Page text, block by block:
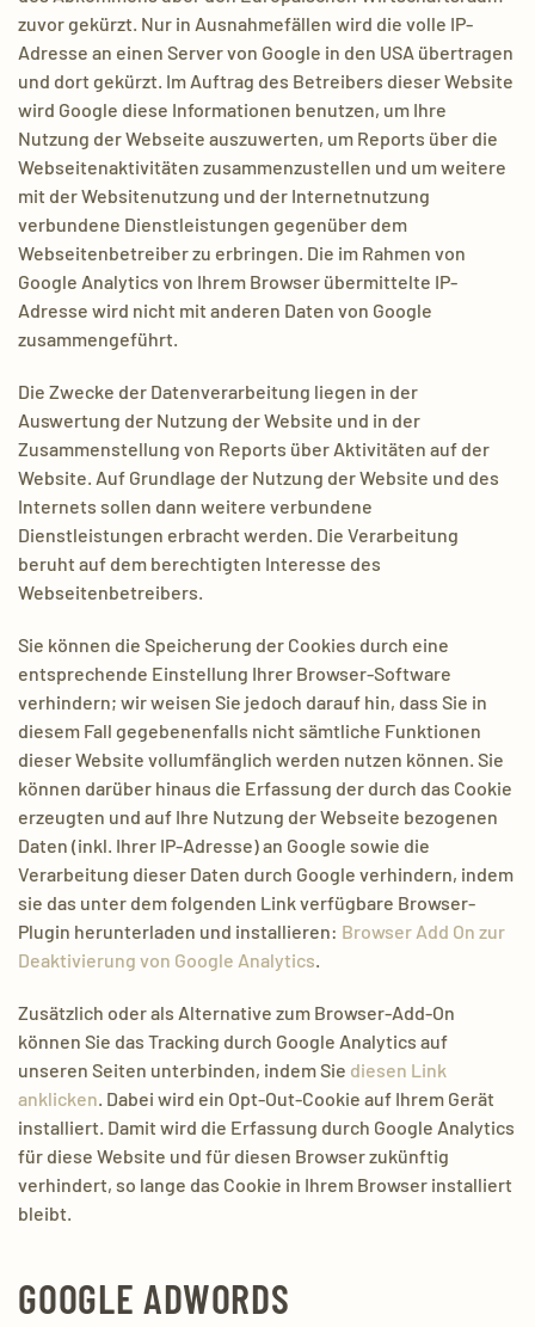
zuvor gekürzt. Nur in Ausnahmefällen wird die volle IP-
Adresse an einen Server von Google in den USA übertragen
und dort gekürzt. Im Auftrag des Betreibers dieser Website
wird Google diese Informationen benutzen, um Ihre
Nutzung der Webseite auszuwerten, um Reports über die
Webseitenaktivitäten zusammenzustellen und um weitere
mit der Websitenutzung und der Internetnutzung
verbundene Dienstleistungen gegenüber dem
Webseitenbetreiber zu erbringen. Die im Rahmen von
Google Analytics von Ihrem Browser übermittelte IP-
Adresse wird nicht mit anderen Daten von Google
zusammengeführt.
Die Zwecke der Datenverarbeitung liegen in der
Auswertung der Nutzung der Website und in der
Zusammenstellung von Reports über Aktivitäten auf der
Website. Auf Grundlage der Nutzung der Website und des
Internets sollen dann weitere verbundene
Dienstleistungen erbracht werden. Die Verarbeitung
beruht auf dem berechtigten Interesse des
Webseitenbetreibers.
Sie können die Speicherung der Cookies durch eine
entsprechende Einstellung Ihrer Browser-Software
verhindern; wir weisen Sie jedoch darauf hin, dass Sie in
diesem Fall gegebenenfalls nicht sämtliche Funktionen
dieser Website vollumfänglich werden nutzen können. Sie
können darüber hinaus die Erfassung der durch das Cookie
erzeugten und auf Ihre Nutzung der Webseite bezogenen
Daten (inkl. Ihrer IP-Adresse) an Google sowie die
Verarbeitung dieser Daten durch Google verhindern, indem
sie das unter dem folgenden Link verfügbare Browser-
Plugin herunterladen und installieren: Browser Add On zur
Deaktivierung von Google Analytics.
Zusätzlich oder als Alternative zum Browser-Add-On
können Sie das Tracking durch Google Analytics auf
unseren Seiten unterbinden, indem Sie diesen Link
anklicken. Dabei wird ein Opt-Out-Cookie auf Ihrem Gerät
installiert. Damit wird die Erfassung durch Google Analytics
für diese Website und für diesen Browser zukünftig
verhindert, so lange das Cookie in Ihrem Browser installiert
bleibt.
GOOGLE ADWORDS